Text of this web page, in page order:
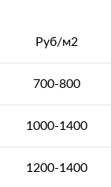
Руб/м2
700-800
1000-1400
1200-1400